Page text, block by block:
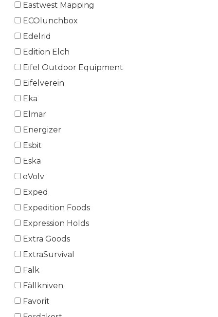
Eastwest Mapping
ECOlunchbox
Edelrid
Edition Elch
Eifel Outdoor Equipment
Eifelverein
Eka
Elmar
Energizer
Esbit
Eska
eVolv
Exped
Expedition Foods
Expression Holds
Extra Goods
ExtraSurvival
Falk
Fällkniven
Favorit